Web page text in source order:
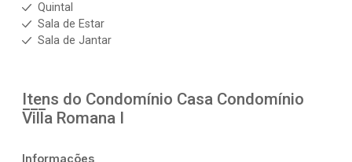
Quintal
Sala de Estar
Sala de Jantar
Itens do Condomínio Casa Condomínio
Villa Romana I
Informações